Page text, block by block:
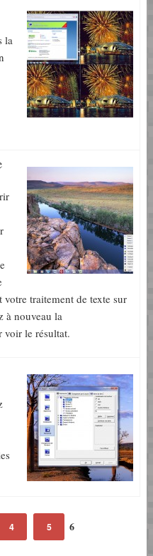
la
traitement de texte sur
à nouveau la
voir le résultat.
4 5 6